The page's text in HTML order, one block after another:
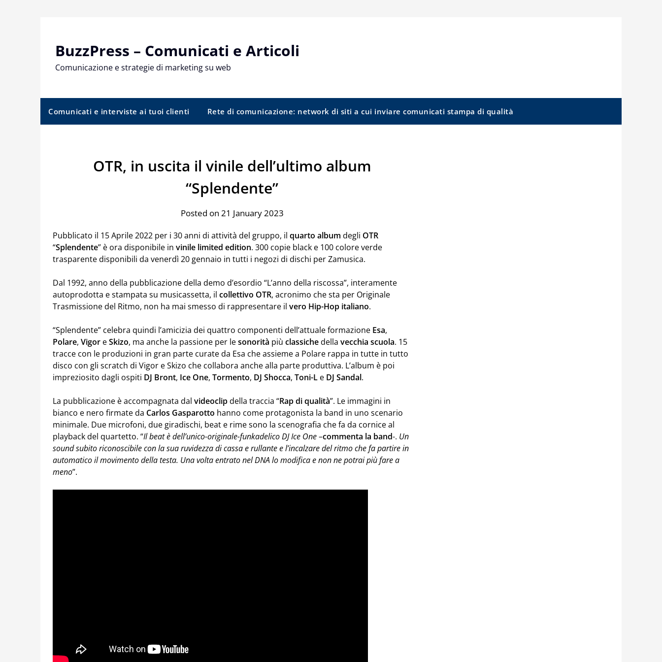
BuzzPress – Comunicati e Articoli
Comunicazione e strategie di marketing su web
Comunicati e interviste ai tuoi clienti Rete di comunicazione: network di siti a cui inviare comunicati stampa di qualità
OTR, in uscita il vinile dell’ultimo album
“Splendente”
Posted on 21 January 2023
Pubblicato il 15 Aprile 2022 per i 30 anni di attività del gruppo, il quarto album degli OTR
“Splendente” è ora disponibile in vinile limited edition. 300 copie black e 100 colore verde
trasparente disponibili da venerdì 20 gennaio in tutti i negozi di dischi per Zamusica.
Dal 1992, anno della pubblicazione della demo d’esordio “L’anno della riscossa”, interamente
autoprodotta e stampata su musicassetta, il collettivo OTR, acronimo che sta per Originale
Trasmissione del Ritmo, non ha mai smesso di rappresentare il vero Hip-Hop italiano.
“Splendente” celebra quindi l’amicizia dei quattro componenti dell’attuale formazione Esa,
Polare, Vigor eSkizo, ma anche la passione per lesonorità più classichedella vecchia scuola. 15
tracce con le produzioni in gran parte curate da Esa che assieme a Polare rappa in tutte in tutto
disco con gli scratch di Vigor e Skizo che collabora anche alla parte produttiva. L’album è poi
impreziosito dagli ospiti DJ Bront, Ice One, Tormento, DJ Shocca, Toni-L e DJ Sandal.
La pubblicazione è accompagnata dal videoclipdella traccia “Rap di qualità”. Le immagini in
bianco e nero firmate da Carlos Gasparotto hanno come protagonista la band in uno scenario
minimale. Due microfoni, due giradischi, beat e rime sono la scenografia che fa da cornice al
playback del quartetto. “Il beat è dell’unico-originale-funkadelico DJ Ice One–commenta la band-. Un
sound subito riconoscibile con la sua ruvidezza di cassa e rullante e l’incalzare del ritmo che fa partire in
automatico il movimento della testa. Una volta entrato nel DNA lo modifica e non ne potrai più fare a
meno”.